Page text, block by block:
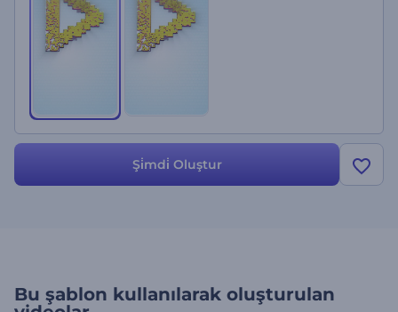
Şi̇mdi̇ Oluştur
Bu şablon kullanılarak oluşturulan